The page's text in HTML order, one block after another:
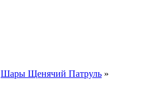
Шары Щенячий Патруль »